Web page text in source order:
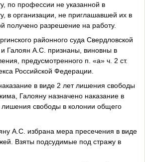
по профессии не указанной в
в организации, не приглашавшей их в
получено разрешение на работу.
районного суда Свердловской
Галоян А.С. признаны, виновны в
предусмотренного п. «а» ч. 2 ст.
Российской Федерации.
в виде 2 лет лишения свободы
Галояну назначено наказание в
свободы в колонии общего
А.С. избрана мера пресечения в виде
Взяты подсудимые под стражу в